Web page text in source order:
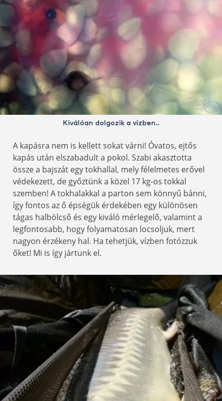
Kiválóan dolgozik a vízben..
A kapásra nem is kellett sokat várni! Óvatos, ejtős
kapás után elszabadult a pokol. Szabi akasztotta
össze a bajszát egy tokhallal, mely félelmetes erővel
védekezett, de győztünk a közel 17 kg-os tokkal
szemben! A tokhalakkal a parton sem könnyű bánni,
így fontos az ő épségük érdekében egy különösen
tágas halbölcső és egy kiváló mérlegelő, valamint a
legfontosabb, hogy folyamatosan locsoljuk, mert
nagyon érzékeny hal. Ha tehetjük, vízben fotózzuk
őket! Mi is így jártunk el.